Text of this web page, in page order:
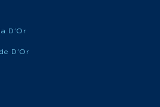
D’Or
D'Or